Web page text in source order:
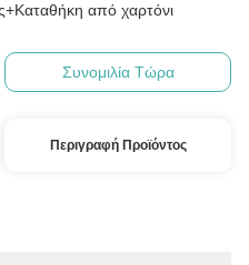
από χαρτόνι
Συνομιλία Τώρα
Περιγραφή Προϊόντος